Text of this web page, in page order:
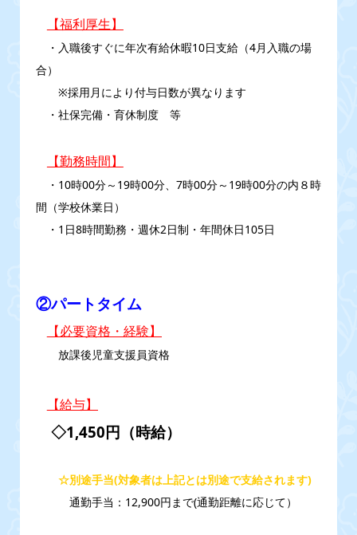
【福利厚生】
・入職後すぐに年次有給休暇10日支給（4月入職の場
合）
※採用月により付与日数が異なります
・社保完備・育休制度 等
【勤務時間】
・10時00分～19時00分、7時00分～19時00分の内８時
間（学校休業日）
・1日8時間勤務・週休2日制・年間休日105日
②パートタイム
【必要資格・経験】
放課後児童支援員資格
【給与】
◇1,450円（時給）
☆別途手当(対象者は上記とは別途で支給されます)
通勤手当：12,900円まで(通勤距離に応じて）